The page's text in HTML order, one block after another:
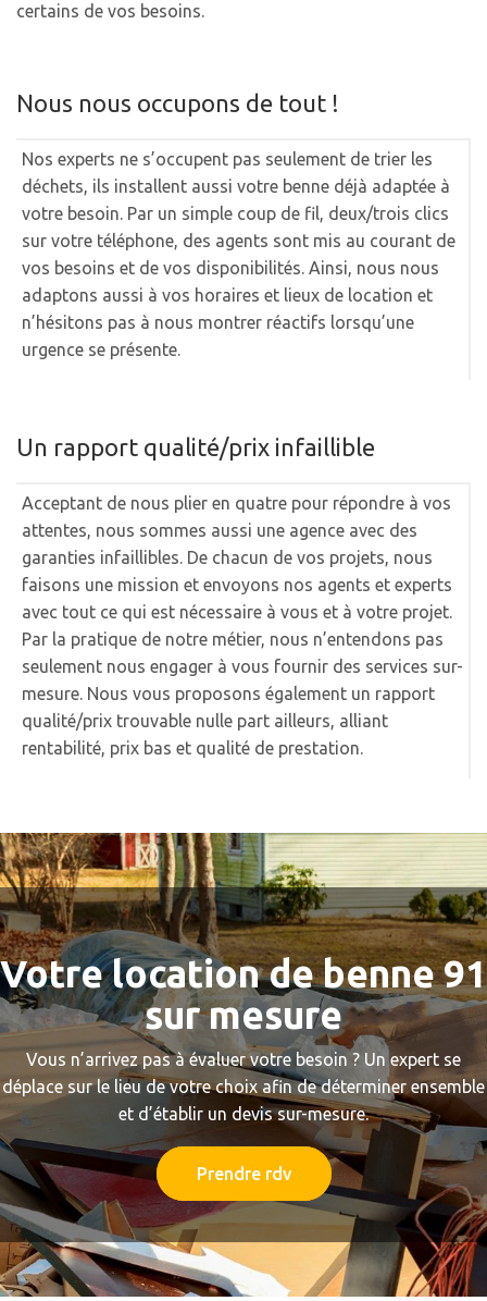
certains de vos besoins.
Nous nous occupons de tout !
Nos experts ne s’occupent pas seulement de trier les
déchets, ils installent aussi votre benne déjà adaptée à
votre besoin. Par un simple coup de fil, deux/trois clics
sur votre téléphone, des agents sont mis au courant de
vos besoins et de vos disponibilités. Ainsi, nous nous
adaptons aussi à vos horaires et lieux de location et
n’hésitons pas à nous montrer réactifs lorsqu’une
urgence se présente.
Un rapport qualité/prix infaillible
Acceptant de nous plier en quatre pour répondre à vos
attentes, nous sommes aussi une agence avec des
garanties infaillibles. De chacun de vos projets, nous
faisons une mission et envoyons nos agents et experts
avec tout ce qui est nécessaire à vous et à votre projet.
Par la pratique de notre métier, nous n’entendons pas
seulement nous engager à vous fournir des services sur-
mesure. Nous vous proposons également un rapport
qualité/prix trouvable nulle part ailleurs, alliant
rentabilité, prix bas et qualité de prestation.
Votre location de benne 91
sur mesure
Vous n’arrivez pas à évaluer votre besoin ? Un expert se
déplace sur le lieu de votre choix afin de déterminer ensemble
et d’établir un devis sur-mesure.
Prendre rdv